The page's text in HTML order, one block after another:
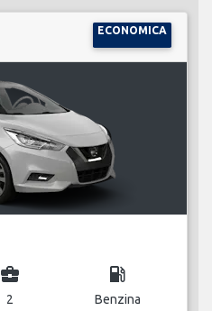
ECONOMICA
business_center
2
local_gas_station
Benzina